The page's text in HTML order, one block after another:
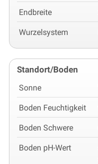
Endbreite
Wurzelsystem
Standort/Boden
Sonne
Boden Feuchtigkeit
Boden Schwere
Boden pH-Wert